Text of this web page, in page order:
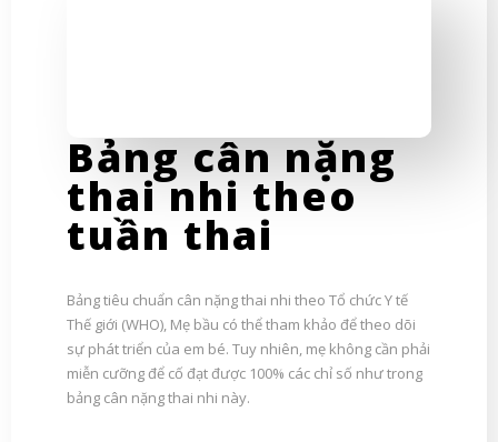
Bảng cân nặng
thai nhi theo
tuần thai
Bảng tiêu chuẩn cân nặng thai nhi theo Tổ chức Y tế
Thế giới (WHO), Mẹ bầu có thể tham khảo để theo dõi
sự phát triển của em bé. Tuy nhiên, mẹ không cần phải
miễn cưỡng để cố đạt được 100% các chỉ số như trong
bảng cân nặng thai nhi này.